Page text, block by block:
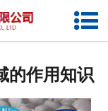
站首页
的作用知识